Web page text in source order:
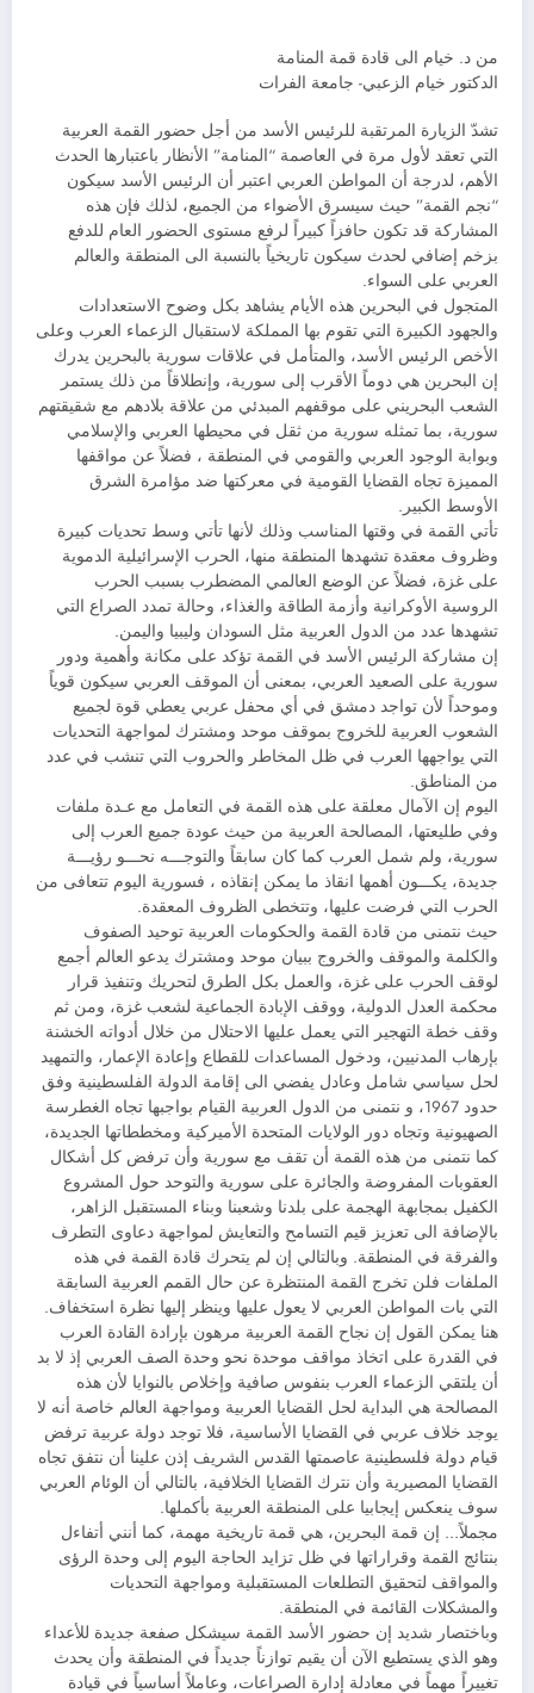
من د. خيام الى قادة قمة المنامة
الدكتور خيام الزعبي- جامعة الفرات
تشدّ الزيارة المرتقبة للرئيس الأسد من أجل حضور القمة العربية
التي تعقد لأول مرة في العاصمة “المنامة” الأنظار باعتبارها الحدث
الأهم، لدرجة أن المواطن العربي اعتبر أن الرئيس الأسد سيكون
“نجم القمة” حيث سيسرق الأضواء من الجميع، لذلك فإن هذه
المشاركة قد تكون حافزاً كبيراً لرفع مستوى الحضور العام للدفع
بزخم إضافي لحدث سيكون تاريخياً بالنسبة الى المنطقة والعالم
العربي على السواء.
المتجول في البحرين هذه الأيام يشاهد بكل وضوح الاستعدادات
والجهود الكبيرة التي تقوم بها المملكة لاستقبال الزعماء العرب وعلى
الأخص الرئيس الأسد، والمتأمل في علاقات سورية بالبحرين يدرك
إن البحرين هي دوماً الأقرب إلى سورية، وإنطلاقاً من ذلك يستمر
الشعب البحريني على موقفهم المبدئي من علاقة بلادهم مع شقيقتهم
سورية، بما تمثله سورية من ثقل في محيطها العربي والإسلامي
وبوابة الوجود العربي والقومي في المنطقة ، فضلاً عن مواقفها
المميزة تجاه القضايا القومية في معركتها ضد مؤامرة الشرق
الأوسط الكبير.
تأتي القمة في وقتها المناسب وذلك لأنها تأتي وسط تحديات كبيرة
وظروف معقدة تشهدها المنطقة منها، الحرب الإسرائيلية الدموية
على غزة، فضلاً عن الوضع العالمي المضطرب بسبب الحرب
الروسية الأوكرانية وأزمة الطاقة والغذاء، وحالة تمدد الصراع التي
تشهدها عدد من الدول العربية مثل السودان وليبيا واليمن.
إن مشاركة الرئيس الأسد في القمة تؤكد على مكانة وأهمية ودور
سورية على الصعيد العربي، بمعنى أن الموقف العربي سيكون قوياً
وموحداً لأن تواجد دمشق في أي محفل عربي يعطي قوة لجميع
الشعوب العربية للخروج بموقف موحد ومشترك لمواجهة التحديات
التي يواجهها العرب في ظل المخاطر والحروب التي تنشب في عدد
من المناطق.
اليوم إن الآمال معلقة على هذه القمة في التعامل مع عـدة ملفات
وفي طليعتها، المصالحة العربية من حيث عودة جميع العرب إلى
سورية، ولم شمل العرب كما كان سابقاً والتوجـــه نحـــو رؤيـــة
جديدة، يكـــون أهمها انقاذ ما يمكن إنقاذه ، فسورية اليوم تتعافى من
الحرب التي فرضت عليها، وتتخطى الظروف المعقدة.
حيث نتمنى من قادة القمة والحكومات العربية توحيد الصفوف
والكلمة والموقف والخروج ببيان موحد ومشترك يدعو العالم أجمع
لوقف الحرب على غزة، والعمل بكل الطرق لتحريك وتنفيذ قرار
محكمة العدل الدولية، ووقف الإبادة الجماعية لشعب غزة، ومن ثم
وقف خطة التهجير التي يعمل عليها الاحتلال من خلال أدواته الخشنة
بإرهاب المدنيين، ودخول المساعدات للقطاع وإعادة الإعمار، والتمهيد
لحل سياسي شامل وعادل يفضي الى إقامة الدولة الفلسطينية وفق
حدود 1967، و نتمنى من الدول العربية القيام بواجبها تجاه الغطرسة
الصهيونية وتجاه دور الولايات المتحدة الأميركية ومخططاتها الجديدة،
كما نتمنى من هذه القمة أن تقف مع سورية وأن ترفض كل أشكال
العقوبات المفروضة والجائرة على سورية والتوحد حول المشروع
الكفيل بمجابهة الهجمة على بلدنا وشعبنا وبناء المستقبل الزاهر،
بالإضافة الى تعزيز قيم التسامح والتعايش لمواجهة دعاوى التطرف
والفرقة في المنطقة. وبالتالي إن لم يتحرك قادة القمة في هذه
الملفات فلن تخرج القمة المنتظرة عن حال القمم العربية السابقة
التي بات المواطن العربي لا يعول عليها وينظر إليها نظرة استخفاف.
هنا يمكن القول إن نجاح القمة العربية مرهون بإرادة القادة العرب
في القدرة على اتخاذ مواقف موحدة نحو وحدة الصف العربي إذ لا بد
أن يلتقي الزعماء العرب بنفوس صافية وإخلاص بالنوايا لأن هذه
المصالحة هي البداية لحل القضايا العربية ومواجهة العالم خاصة أنه لا
يوجد خلاف عربي في القضايا الأساسية، فلا توجد دولة عربية ترفض
قيام دولة فلسطينية عاصمتها القدس الشريف إذن علينا أن نتفق تجاه
القضايا المصيرية وأن نترك القضايا الخلافية، بالتالي أن الوئام العربي
سوف ينعكس إيجابيا على المنطقة العربية بأكملها.
مجملاً… إن قمة البحرين، هي قمة تاريخية مهمة، كما أنني أتفاءل
بنتائج القمة وقراراتها في ظل تزايد الحاجة اليوم إلى ⁠وحدة الرؤى
والمواقف لتحقيق التطلعات المستقبلية ومواجهة التحديات
والمشكلات القائمة في المنطقة.
وباختصار شديد إن حضور الأسد القمة سيشكل صفعة جديدة للأعداء
وهو الذي يستطيع الآن أن يقيم توازناً جديداً في المنطقة وأن يحدث
تغييراً مهماً في معادلة إدارة الصراعات، وعاملاً أساسياً في قيادة